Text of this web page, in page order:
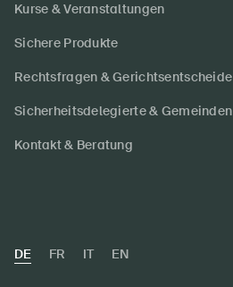
Kurse & Veranstaltungen
Sichere Produkte
Rechtsfragen & Gerichtsentscheide
Sicherheitsdelegierte & Gemeinden
Kontakt & Beratung
DE FR IT EN